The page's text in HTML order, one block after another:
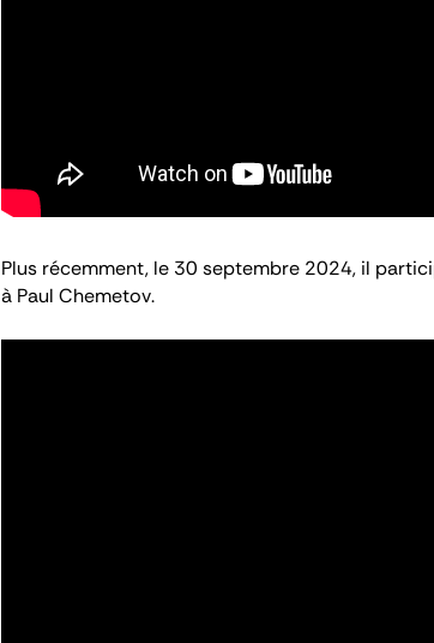
Plus récemment, le 30 septembre 2024, il
à Paul Chemetov.